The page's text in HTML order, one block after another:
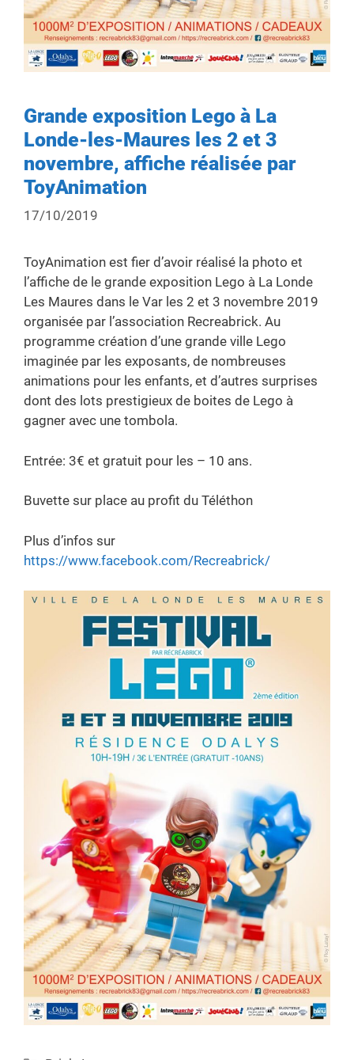
Grande exposition Lego à La
Londe-les-Maures les 2 et 3
novembre, affiche réalisée par
ToyAnimation
17/10/2019
ToyAnimation est fier d’avoir réalisé la photo et
l’affiche de le grande exposition Lego à La Londe
Les Maures dans le Var les 2 et 3 novembre 2019
organisée par l’association Recreabrick. Au
programme création d’une grande ville Lego
imaginée par les exposants, de nombreuses
animations pour les enfants, et d’autres surprises
dont des lots prestigieux de boites de Lego à
gagner avec une tombola.
Entrée: 3€ et gratuit pour les – 10 ans.
Buvette sur place au profit du Téléthon
Plus d’infos sur
https://www.facebook.com/Recreabrick/